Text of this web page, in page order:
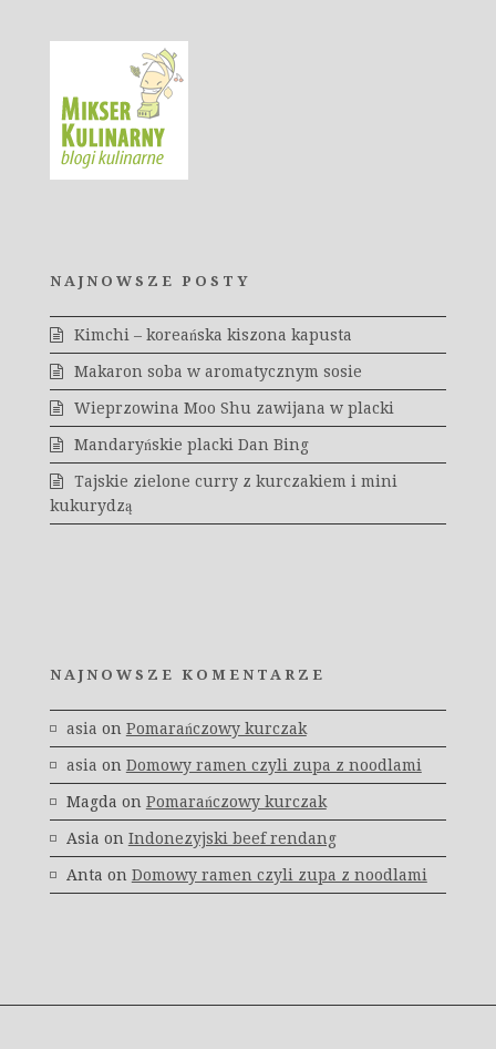
NAJNOWSZE POSTY
Kimchi – koreańska kiszona kapusta
Makaron soba w aromatycznym sosie
Wieprzowina Moo Shu zawijana w placki
Mandaryńskie placki Dan Bing
Tajskie zielone curry z kurczakiem i mini
kukurydzą
NAJNOWSZE KOMENTARZE
asia on Pomarańczowy kurczak
asia on Domowy ramen czyli zupa z noodlami
Magda on Pomarańczowy kurczak
Asia on Indonezyjski beef rendang
Anta on Domowy ramen czyli zupa z noodlami